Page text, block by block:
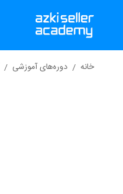
خانه دوره‌های آموزشی